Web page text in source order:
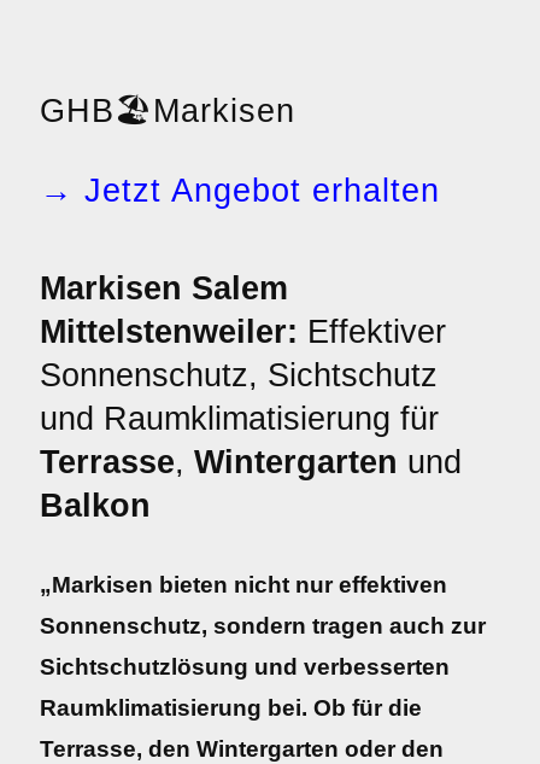
GHB🏖️ Markisen
→ Jetzt Angebot erhalten
Markisen Salem
Mittelstenweiler: Effektiver
Sonnenschutz, Sichtschutz
und Raumklimatisierung für
Terrasse, Wintergarten und
Balkon
„Markisen bieten nicht nur effektiven
Sonnenschutz, sondern tragen auch zur
Sichtschutzlösung und verbesserten
Raumklimatisierung bei. Ob für die
Terrasse, den Wintergarten oder den